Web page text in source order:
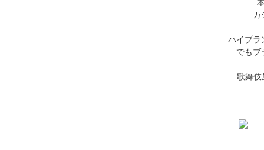
カ
ハイブラ
でもブ
歌舞伎